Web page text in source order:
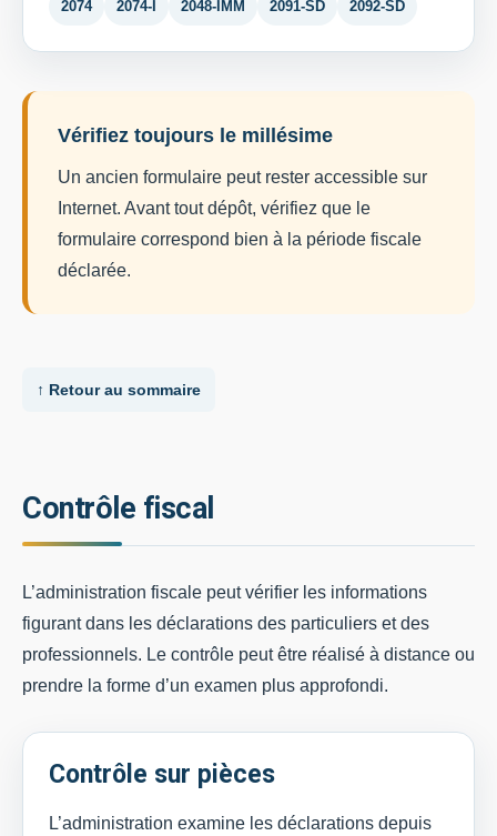
2074 2074-I 2048-IMM 2091-SD 2092-SD
Vérifiez toujours le millésime
Un ancien formulaire peut rester accessible sur
Internet. Avant tout dépôt, vérifiez que le
formulaire correspond bien à la période fiscale
déclarée.
↑ Retour au sommaire
Contrôle fiscal
L’administration fiscale peut vérifier les informations
figurant dans les déclarations des particuliers et des
professionnels. Le contrôle peut être réalisé à distance ou
prendre la forme d’un examen plus approfondi.
Contrôle sur pièces
L’administration examine les déclarations depuis